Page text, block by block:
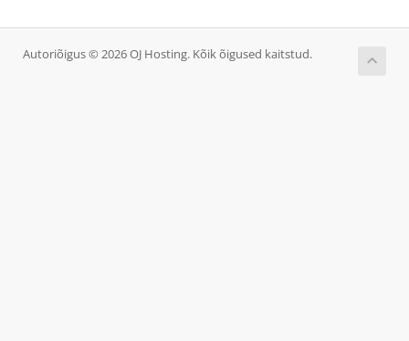
Autoriõigus © 2026 OJ Hosting. Kõik õigused kaitstud.